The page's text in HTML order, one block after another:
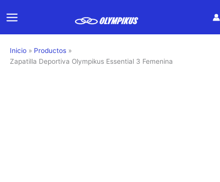
Inicio
Productos
Zapatilla Deportiva Olympikus Essential 3 Femenina